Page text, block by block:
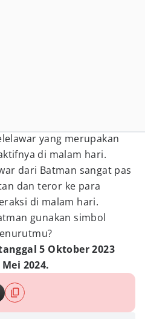
yang merupakan
di malam hari.
dari Batman sangat pas
dan teror ke para
di malam hari.
gunakan simbol
5 Oktober 2023
2024.